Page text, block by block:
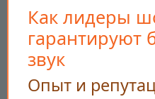
Как лидеры
гарантируют
звук
Опыт и